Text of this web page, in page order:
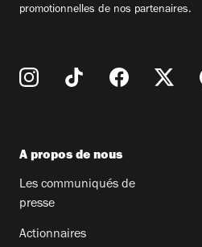
promotionnelles de nos partenaires.
A propos de nous
Les communiqués de
presse
Actionnaires